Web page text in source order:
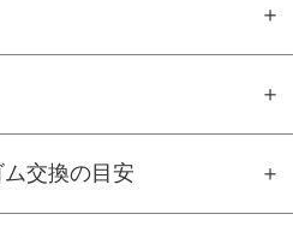
交換の目安